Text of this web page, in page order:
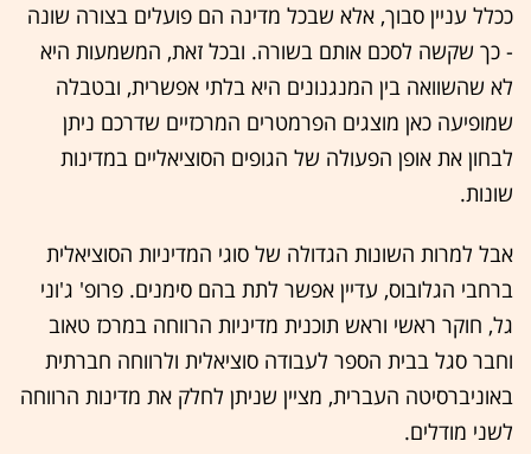
ככלל עניין סבוך, אלא שבכל מדינה הם פועלים בצורה שונה
- כך שקשה לסכם אותם בשורה. ובכל זאת, המשמעות היא
לא שהשוואה בין המנגנונים היא בלתי אפשרית, ובטבלה
שמופיעה כאן מוצגים הפרמטרים המרכזיים שדרכם ניתן
לבחון את אופן הפעולה של הגופים הסוציאליים במדינות
שונות.
אבל למרות השונות הגדולה של סוגי המדיניות הסוציאלית
ברחבי הגלובוס, עדיין אפשר לתת בהם סימנים. פרופ' ג'וני
גל, חוקר ראשי וראש תוכנית מדיניות הרווחה במרכז טאוב
וחבר סגל בבית הספר לעבודה סוציאלית ולרווחה חברתית
באוניברסיטה העברית, מציין שניתן לחלק את מדינות הרווחה
לשני מודלים.